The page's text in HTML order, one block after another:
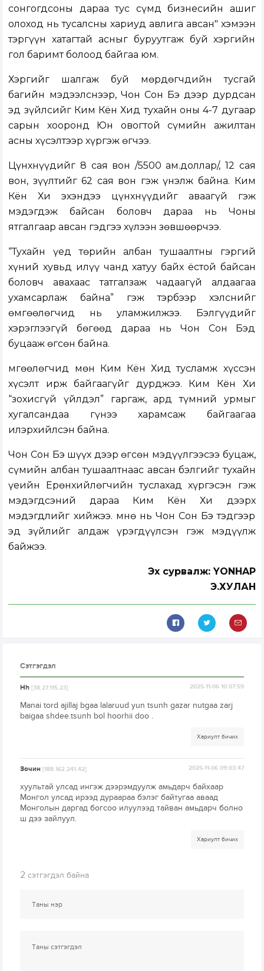
сонгогдсоны дараа тус сүмд бизнесийн ашиг
олоход нь тусалсны хариуд авлига авсан" хэмээн
тэргүүн хатагтай асныг буруутгаж буй хэргийн
гол баримт болоод байгаа юм.
Хэргийг шалгаж буй мөрдөгчдийн тусгай
багийн мэдээлснээр, Чон Сон Бэ дээр дурдсан
эд зүйлсийг Ким Кён Хид тухайн оны 4-7 дугаар
сарын хооронд Юн овогтой сүмийн ажилтан
асны хүсэлтээр хүргэж өгчээ.
Цүнхнүүдийг 8 сая вон /5500 ам.доллар/, 12 сая
вон, зүүлтийг 62 сая вон гэж үнэлж байна. Ким
Кён Хи эхэндээ цүнхнүүдийг аваагүй гэж
мэдэгдэж байсан боловч дараа нь Чоны
ятгалгаар авсан гэдгээ хүлээн зөвшөөрчээ.
“Тухайн үед төрийн албан тушаалтны гэргий
хүний хувьд илүү чанд хатуу байх ёстой байсан
боловч авахаас татгалзаж чадаагүй алдаагаа
ухамсарлаж байна” гэж тэрбээр хэлснийг
өмгөөлөгчид нь уламжилжээ. Бэлгүүдийг
хэрэглээгүй бөгөөд дараа нь Чон Сон Бэд
буцааж өгсөн байна.
Өмгөөлөгчид мөн Ким Кён Хид тусламж хүссэн
хүсэлт ирж байгаагүйг дурджээ. Ким Кён Хи
“зохисгүй үйлдэл” гаргаж, ард түмний урмыг
хугалсандаа гүнээ харамсаж байгаагаа
илэрхийлсэн байна.
Чон Сон Бэ шүүх дээр өгсөн мэдүүлгээсээ буцаж,
сүмийн албан тушаалтнаас авсан бэлгийг тухайн
үеийн Ерөнхийлөгчийн туслахад хүргэсэн гэж
мэдэгдсэний дараа Ким Кён Хи дээрх
мэдэгдлийг хийжээ. Өмнө нь Чон Сон Бэ тэдгээр
эд зүйлийг алдаж үрэгдүүлсэн гэж мэдүүлж
байжээ.
Эх сурвалж: YONHAP
Э.ХУЛАН
Сэтгэгдэл
Hh[38.27.115.23] 2025-11-06 10:07:59
Manai tord ajillaj bgaa lalaruud yun tsunh gazar nutgaa zarj
baigaa shdee.tsunh bol hoorhii doo .
Хариулт бичих
Зочин[188.162.241.42] 2025-11-06 09:03:47
хуультай улсад ингэж дээрэмдуулж амьдарч байхаар
Монгол улсад ирээд дураараа бэлэг байтугаа аваад
Монголын даргад богсоо илуулээд тайван амьдарч болно
ш дээ зайлуул.
Хариулт бичих
2 сэтгэгдэл байна